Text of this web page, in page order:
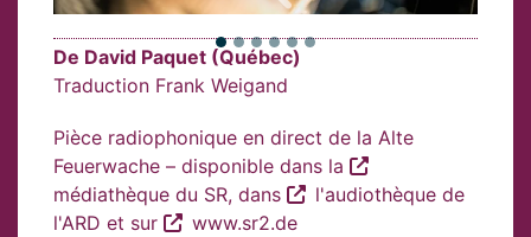
De David Paquet (Québec)
Traduction Frank Weigand
Pièce radiophonique en direct de la Alte
Feuerwache – disponible dans la
médiathèque du SR, dans
l'audiothèque de
l'ARD et sur www.sr2.de